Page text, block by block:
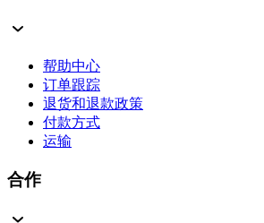
帮助中心
订单跟踪
退货和退款政策
付款方式
运输
合作